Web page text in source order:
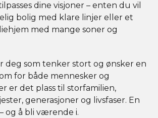
dine visjoner – enten du vil
bolig med klare linjer eller et
med mange soner og
deg som tenker stort og ønsker en
for både mennesker og
er det plass til storfamilien,
generasjoner og livsfaser. En
og å bli værende i.